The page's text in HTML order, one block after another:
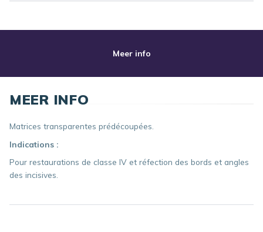
Meer info
MEER INFO
Matrices transparentes prédécoupées.
Indications :
Pour restaurations de classe IV et réfection des bords et angles
des incisives.